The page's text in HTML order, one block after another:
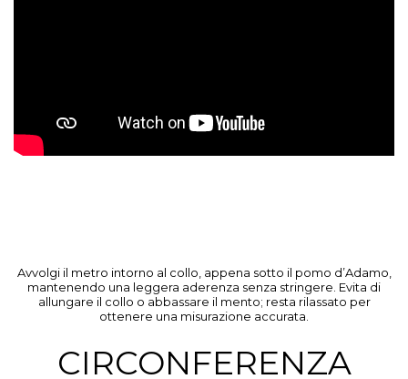
Avvolgi il metro intorno al collo, appena sotto il pomo d’Adamo,
mantenendo una leggera aderenza senza stringere. Evita di
allungare il collo o abbassare il mento; resta rilassato per
ottenere una misurazione accurata.
CIRCONFERENZA